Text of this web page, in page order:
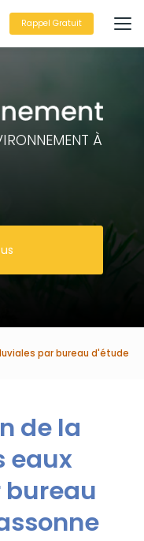
Rappel Gratuit
À
par bureau d'étude
de la
eaux